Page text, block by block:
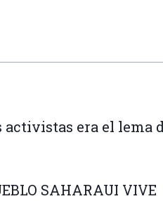
activistas era el lema
SAHARAUI VIVE